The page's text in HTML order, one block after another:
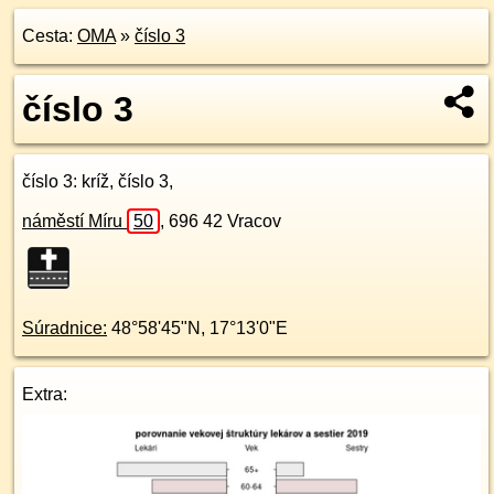
Cesta: OMA» číslo 3
číslo 3
číslo 3: kríž, číslo 3,
náměstí Míru 50 , 696 42 Vracov
Súradnice: 48°58'45"N , 17°13'0"E
Extra: